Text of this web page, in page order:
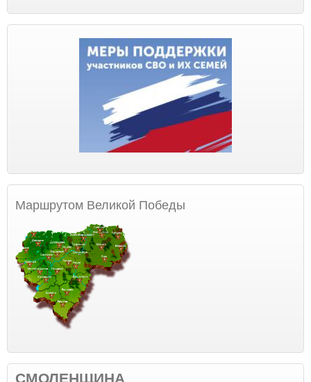
Маршрутом Великой Победы
СМОЛЕНЩИНА